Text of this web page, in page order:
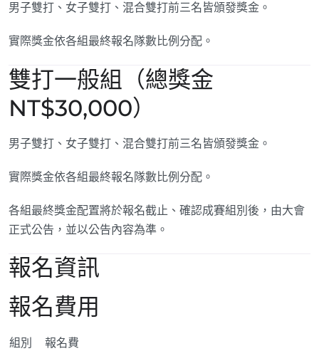
男子雙打、女子雙打、混合雙打前三名皆頒發獎金。
實際獎金依各組最終報名隊數比例分配。
雙打一般組（總獎金
NT$30,000）
男子雙打、女子雙打、混合雙打前三名皆頒發獎金。
實際獎金依各組最終報名隊數比例分配。
各組最終獎金配置將於報名截止、確認成賽組別後，由大會
正式公告，並以公告內容為準。
報名資訊
報名費用
組別
報名費